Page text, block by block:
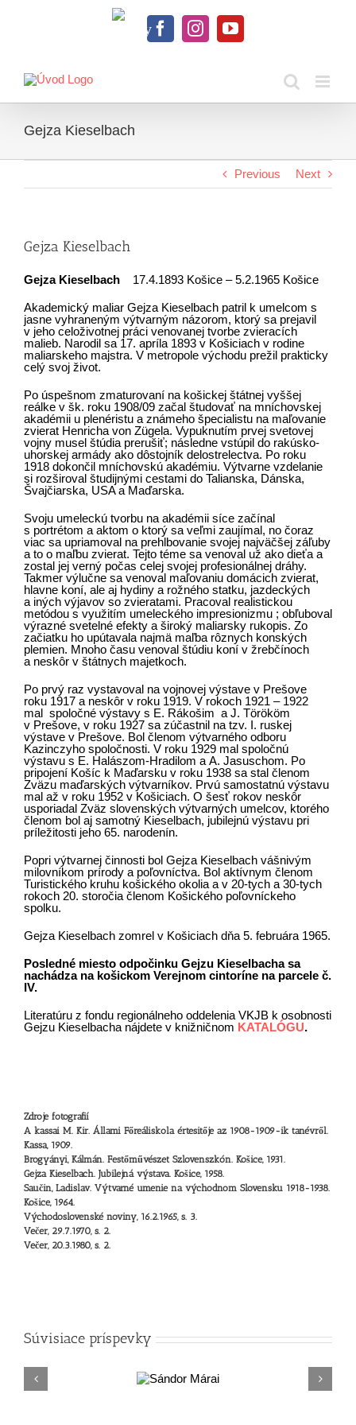
KnihyFacebookInstagramYouTube
Gejza Kieselbach
Previous Next
Gejza Kieselbach
Gejza Kieselbach 17.4.1893 Košice – 5.2.1965 Košice
Akademický maliar Gejza Kieselbach patril k umelcom s
jasne vyhraneným výtvarným názorom, ktorý sa prejavil
v jeho celoživotnej práci venovanej tvorbe zvieracích
malieb. Narodil sa 17. apríla 1893 v Košiciach v rodine
maliarskeho majstra. V metropole východu prežil prakticky
celý svoj život.
Po úspešnom zmaturovaní na košickej štátnej vyššej
reálke v šk. roku 1908/09 začal študovať na mníchovskej
akadémii u plenéristu a známeho špecialistu na maľovanie
zvierat Henricha von Zügela. Vypuknutím prvej svetovej
vojny musel štúdia prerušiť; následne vstúpil do rakúsko-
uhorskej armády ako dôstojník delostrelectva. Po roku
1918 dokončil mníchovskú akadémiu. Výtvarne vzdelanie
si rozširoval študijnými cestami do Talianska, Dánska,
Švajčiarska, USA a Maďarska.
Svoju umeleckú tvorbu na akadémii síce začínal
s portrétom a aktom o ktorý sa veľmi zaujímal, no čoraz
viac sa upriamoval na prehlbovanie svojej najväčšej záľuby
a to o maľbu zvierat. Tejto téme sa venoval už ako dieťa a
zostal jej verný počas celej svojej profesionálnej dráhy.
Takmer výlučne sa venoval maľovaniu domácich zvierat,
hlavne koní, ale aj hydiny a rožného statku, jazdeckých
a iných výjavov so zvieratami. Pracoval realistickou
metódou s využitím umeleckého impresionizmu ; obľuboval
výrazné svetelné efekty a široký maliarsky rukopis. Zo
začiatku ho upútavala najmä maľba rôznych konských
plemien. Mnoho času venoval štúdiu koní v žrebčínoch
a neskôr v štátnych majetkoch.
Po prvý raz vystavoval na vojnovej výstave v Prešove
roku 1917 a neskôr v roku 1919. V rokoch 1921 – 1922
mal spoločné výstavy s E. Rákošim a J. Törököm
v Prešove, v roku 1927 sa zúčastnil na tzv. I. ruskej
výstave v Prešove. Bol členom výtvarného odboru
Kazinczyho spoločnosti. V roku 1929 mal spoločnú
výstavu s E. Halászom-Hradilom a A. Jasuschom. Po
pripojení Košíc k Maďarsku v roku 1938 sa stal členom
Zväzu maďarských výtvarníkov. Prvú samostatnú výstavu
mal až v roku 1952 v Košiciach. O šesť rokov neskôr
usporiadal Zväz slovenských výtvarných umelcov, ktorého
členom bol aj samotný Kieselbach, jubilejnú výstavu pri
príležitosti jeho 65. narodenín.
Popri výtvarnej činnosti bol Gejza Kieselbach vášnivým
milovníkom prírody a poľovníctva. Bol aktívnym členom
Turistického kruhu košického okolia a v 20-tych a 30-tych
rokoch 20. storočia členom Košického poľovníckeho
spolku.
Gejza Kieselbach zomrel v Košiciach dňa 5. februára 1965.
Posledné miesto odpočinku Gejzu Kieselbacha sa
nachádza na košickom Verejnom cintoríne na parcele č.
IV.
Literatúru z fondu regionálneho oddelenia VKJB k osobnosti
Gejzu Kieselbacha nájdete v knižničnom KATALÓGU.
Zdroje fotografií
A kassai M. Kir. Állami Főreáliskola értesitője az 1908-1909-ik tanévről.
Kassa, 1909.
Brogyányi, Kálmán. Festőművészet Szlovenszkón. Košice, 1931.
Gejza Kieselbach. Jubilejná výstava. Košice, 1958.
Saučin, Ladislav. Výtvarné umenie na východnom Slovensku 1918-1938.
Košice, 1964.
Východoslovenské noviny, 16.2.1965, s. 3.
Večer, 29.7.1970, s. 2.
Večer, 20.3.1980, s. 2.
Súvisiace príspevky